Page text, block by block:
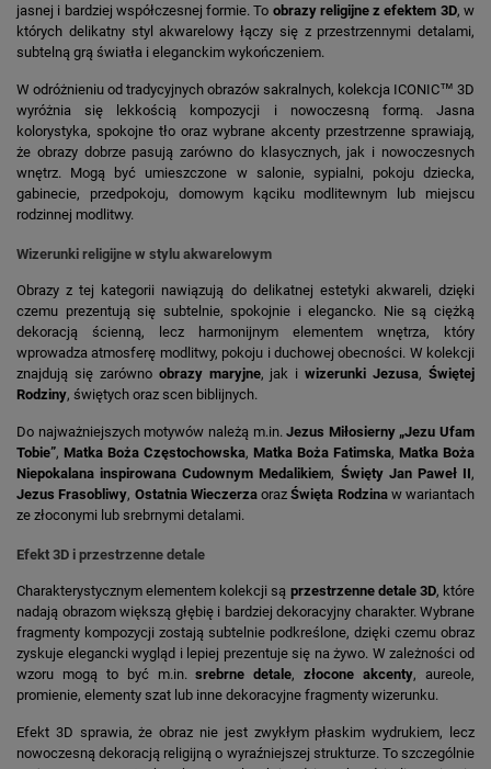
jasnej i bardziej współczesnej formie. To obrazy religijne z efektem 3D, w
których delikatny styl akwarelowy łączy się z przestrzennymi detalami,
subtelną grą światła i eleganckim wykończeniem.
W odróżnieniu od tradycyjnych obrazów sakralnych, kolekcja ICONIC™ 3D
wyróżnia się lekkością kompozycji i nowoczesną formą. Jasna
kolorystyka, spokojne tło oraz wybrane akcenty przestrzenne sprawiają,
że obrazy dobrze pasują zarówno do klasycznych, jak i nowoczesnych
wnętrz. Mogą być umieszczone w salonie, sypialni, pokoju dziecka,
gabinecie, przedpokoju, domowym kąciku modlitewnym lub miejscu
rodzinnej modlitwy.
Wizerunki religijne w stylu akwarelowym
Obrazy z tej kategorii nawiązują do delikatnej estetyki akwareli, dzięki
czemu prezentują się subtelnie, spokojnie i elegancko. Nie są ciężką
dekoracją ścienną, lecz harmonijnym elementem wnętrza, który
wprowadza atmosferę modlitwy, pokoju i duchowej obecności. W kolekcji
znajdują się zarówno obrazy maryjne, jak iwizerunki Jezusa,Świętej
Rodziny, świętych oraz scen biblijnych.
Do najważniejszych motywów należą m.in.Jezus Miłosierny „Jezu Ufam
Tobie”, Matka Boża Częstochowska, Matka Boża Fatimska, Matka Boża
Niepokalana inspirowana Cudownym Medalikiem, Święty Jan Paweł II,
Jezus Frasobliwy, Ostatnia WieczerzaorazŚwięta Rodzinaw wariantach
ze złoconymi lub srebrnymi detalami.
Efekt 3D i przestrzenne detale
Charakterystycznym elementem kolekcji są przestrzenne detale 3D, które
nadają obrazom większą głębię i bardziej dekoracyjny charakter. Wybrane
fragmenty kompozycji zostają subtelnie podkreślone, dzięki czemu obraz
zyskuje elegancki wygląd i lepiej prezentuje się na żywo. W zależności od
wzoru mogą to być m.in.srebrne detale,złocone akcenty, aureole,
promienie, elementy szat lub inne dekoracyjne fragmenty wizerunku.
Efekt 3D sprawia, że obraz nie jest zwykłym płaskim wydrukiem, lecz
nowoczesną dekoracją religijną o wyraźniejszej strukturze. To szczególnie